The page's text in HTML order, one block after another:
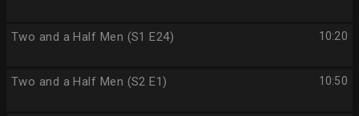
10:20
Two and a Half Men (S1 E24)
10:50
Two and a Half Men (S2 E1)